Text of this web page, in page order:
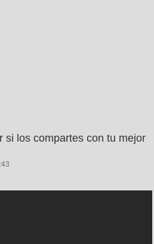
si los compartes con tu mejor